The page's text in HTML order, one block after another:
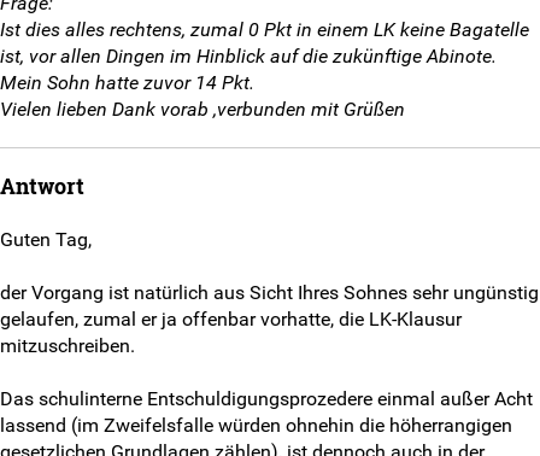
LSK-Delis melden
Info-Newsletter abonnieren
Disclaimer
Datenschutzerklärung
Matomo-Opt-Out
Ist dies alles rechtens, zumal 0 Pkt in einem LK keine Bagatelle
ist, vor allen Dingen im Hinblick auf die zukünftige Abinote.
Mein Sohn hatte zuvor 14 Pkt.
Vielen lieben Dank vorab ,verbunden mit Grüßen
Antwort
Guten Tag,
der Vorgang ist natürlich aus Sicht Ihres Sohnes sehr ungünstig
gelaufen, zumal er ja offenbar vorhatte, die LK-Klausur
mitzuschreiben.
Das schulinterne Entschuldigungsprozedere einmal außer Acht
lassend (im Zweifelsfalle würden ohnehin die höherrangigen